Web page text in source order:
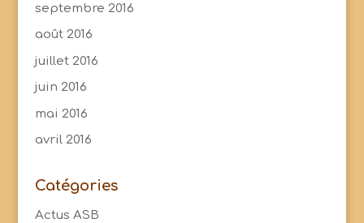
septembre 2016
août 2016
juillet 2016
juin 2016
mai 2016
avril 2016
Catégories
Actus ASB